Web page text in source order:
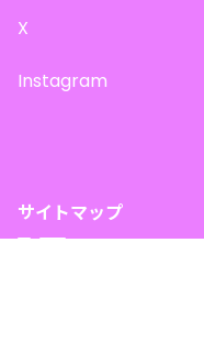
X
Instagram
サイトマップ